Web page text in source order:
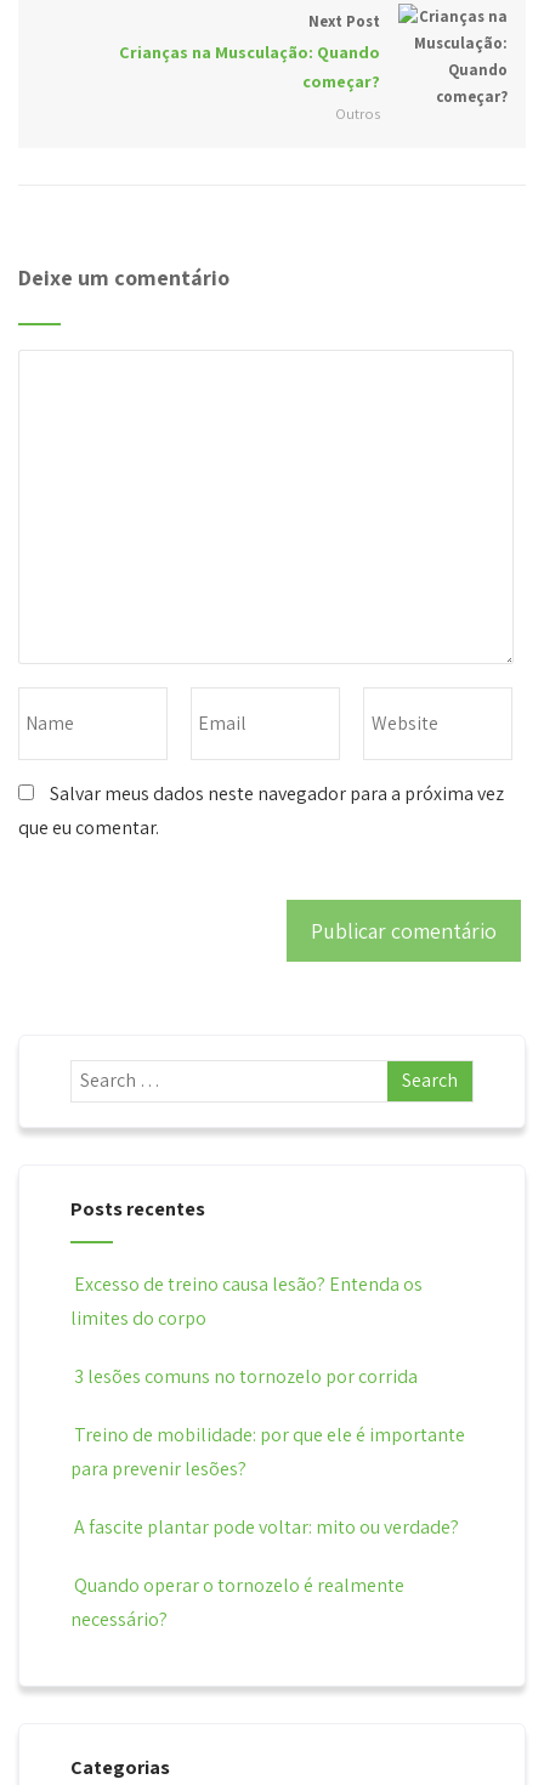
Next Post
Crianças na Musculação: Quando
começar?
Outros
Deixe um comentário
Salvar meus dados neste navegador para a próxima vez
que eu comentar.
Posts recentes
Excesso de treino causa lesão? Entenda os
limites do corpo
3 lesões comuns no tornozelo por corrida
Treino de mobilidade: por que ele é importante
para prevenir lesões?
A fascite plantar pode voltar: mito ou verdade?
Quando operar o tornozelo é realmente
necessário?
Categorias